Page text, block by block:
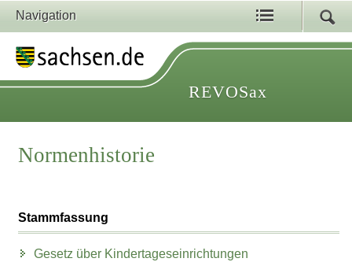
Navigation
REVOSax
Normenhistorie
Stammfassung
Gesetz über Kindertageseinrichtungen